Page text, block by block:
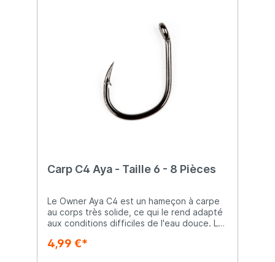
Carp C4 Aya - Taille 6 - 8 Pièces
Le Owner Aya C4 est un hameçon à carpe
au corps très solide, ce qui le rend adapté
aux conditions difficiles de l'eau douce. Le
acchrocage rapide et profonde.
4,99 €*